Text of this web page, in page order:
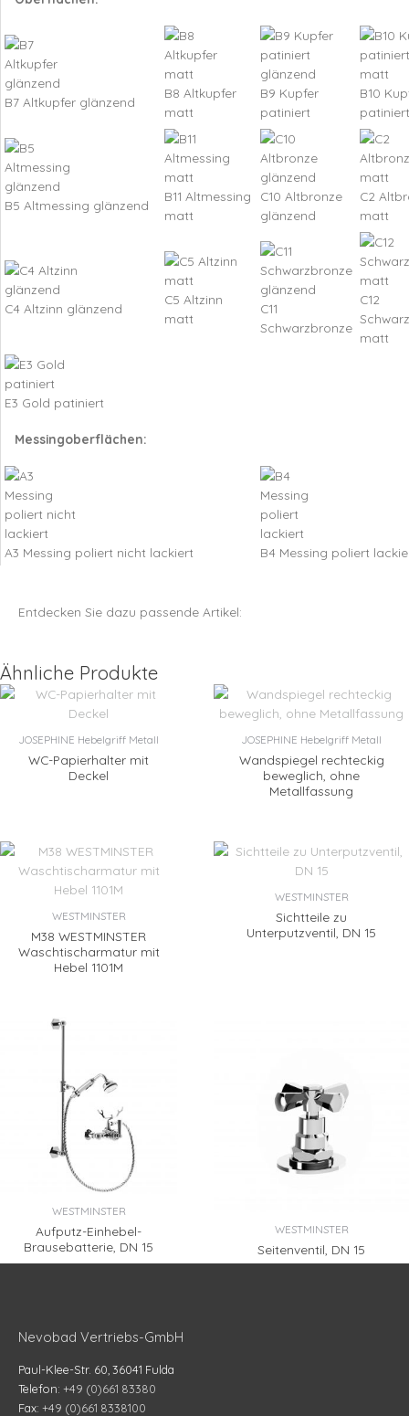
B7 Altkupfer glänzend
B8 Altkupfer
matt
B9 Kupfer
patiniert
B10
B5 Altmessing glänzend
B11 Altmessing
matt
C10 Altbronze
glänzend
C2
matt
C4 Altzinn glänzend
C5 Altzinn
matt
C11
Schwarzbronze
C12
matt
E3 Gold patiniert
Messingoberflächen:
A3 Messing poliert nicht lackiert B4 Messing poliert
Entdecken Sie dazu passende Artikel:
Ähnliche Produkte
JOSEPHINE Hebelgriff Metall
WC-Papierhalter mit
Deckel
JOSEPHINE Hebelgriff Metall
Wandspiegel rechteckig
beweglich, ohne
Metallfassung
WESTMINSTER
M38 WESTMINSTER
Waschtischarmatur mit
Hebel 1101M
WESTMINSTER
Sichtteile zu
Unterputzventil, DN 15
WESTMINSTER
Aufputz-Einhebel-
Brausebatterie, DN 15
WESTMINSTER
Seitenventil, DN 15
Nevobad Vertriebs-GmbH
Paul-Klee-Str. 60, 36041 Fulda
Telefon: +49 (0)661 83380
Fax: +49 (0)661 8338100